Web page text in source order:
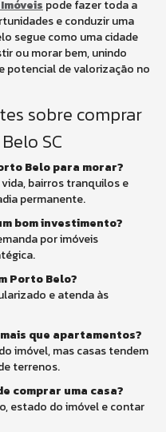
pode fazer toda a
e conduzir uma
segue como uma cidade
ou morar bem, unindo
potencial de valorização no
sobre comprar
SC
Belo para morar?
bairros tranquilos e
permanente.
bom investimento?
por imóveis
Porto Belo?
e atenda às
que apartamentos?
imóvel, mas casas tendem
terrenos.
comprar uma casa?
estado do imóvel e contar